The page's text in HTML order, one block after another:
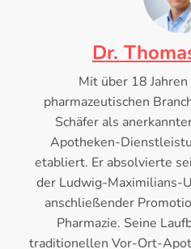
Dr.
Mit über 18
pharmazeutischen
Schäfer als
Apotheken-
etabliert. Er absolvierte
der Ludwig-Maximilians-
anschließender
Pharmazie. Seine
traditionellen Vor-Ort-